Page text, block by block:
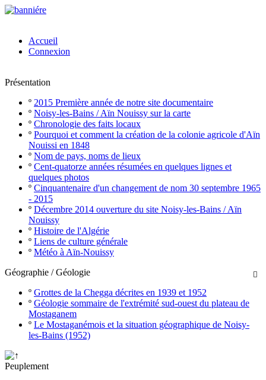
Accueil
Connexion
Présentation
º 2015 Première année de notre site documentaire
º Noisy-les-Bains / Aïn Nouissy sur la carte
º Chronologie des faits locaux
º Pourquoi et comment la création de la colonie agricole d'Aïn
Nouissi en 1848
º Nom de pays, noms de lieux
º Cent-quatorze années résumées en quelques lignes et
quelques photos
º Cinquantenaire d'un changement de nom 30 septembre 1965
- 2015
º Décembre 2014 ouverture du site Noisy-les-Bains / Aïn
Nouissy
º Histoire de l'Algérie
º Liens de culture générale
º Météo à Aïn-Nouissy

Géographie / Géologie
º Grottes de la Chegga décrites en 1939 et 1952
º Géologie sommaire de l'extrémité sud-ouest du plateau de
Mostaganem
º Le Mostaganémois et la situation géographique de Noisy-
les-Bains (1952)
Peuplement